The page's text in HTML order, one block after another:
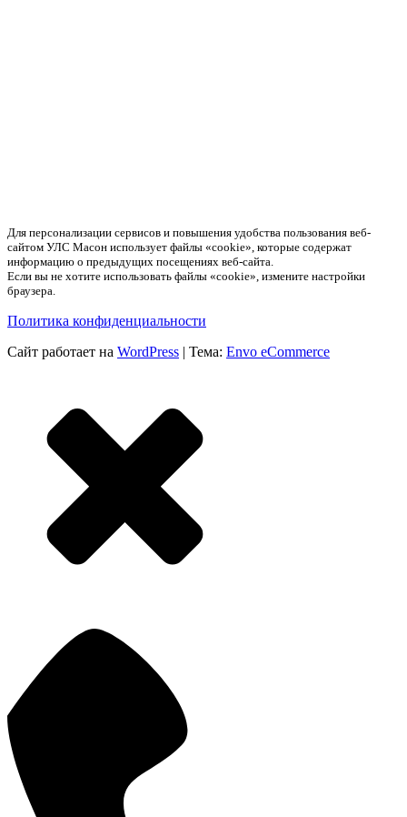
Для персонализации сервисов и повышения удобства пользования веб-
сайтом УЛС Масон использует файлы «cookie», которые содержат
информацию о предыдущих посещениях веб-сайта.
Если вы не хотите использовать файлы «cookie», измените настройки
браузера.
Политика конфиденциальности
Сайт работает на WordPress | Тема: Envo eCommerce